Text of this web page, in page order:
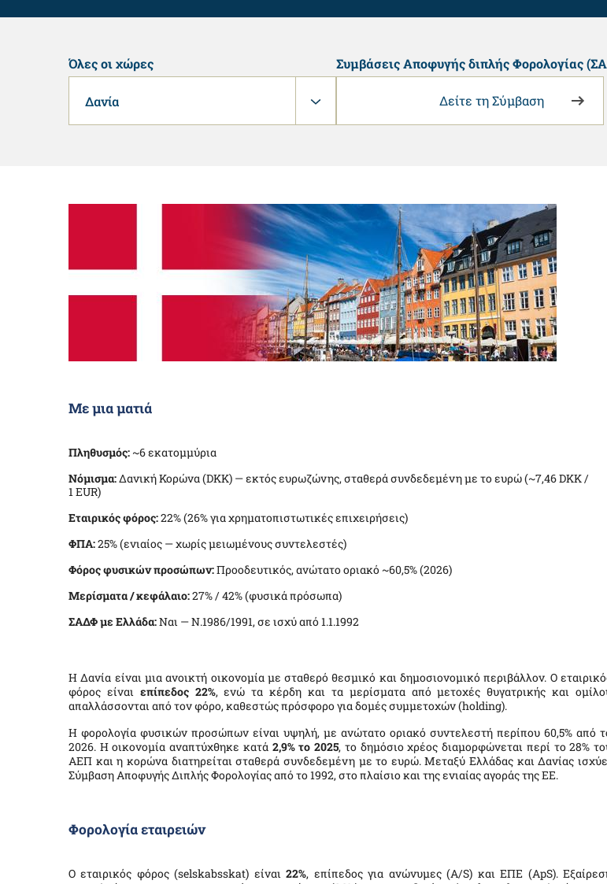
Όλες οι χώρες
Δανία
Συμβάσεις Αποφυγής διπλής Φορολογίας
Δείτε τη Σύμβαση
Με μια ματιά
Πληθυσμός: ~6 εκατομμύρια
Νόμισμα:Δανική Κορώνα (DKK) — εκτός ευρωζώνης, σταθερά συνδεδεμένη με το ευρώ (~7,46DKK/
1EUR)
Εταιρικός φόρος:22% (26% για χρηματοπιστωτικές επιχειρήσεις)
ΦΠΑ:25% (ενιαίος — χωρίς μειωμένους συντελεστές)
Φόρος φυσικών προσώπων:Προοδευτικός, ανώτατο οριακό ~60,5% (2026)
Μερίσματα / κεφάλαιο:27% / 42% (φυσικά πρόσωπα)
ΣΑΔΦ με Ελλάδα:Ναι — Ν.1986/1991, σε ισχύ από 1.1.1992
Η Δανία είναι μια ανοικτή οικονομία με σταθερό θεσμικό και δημοσιονομικό περιβάλλον. Ο
φόρος είναι επίπεδος 22%, ενώ τα κέρδη και τα μερίσματα από μετοχές θυγατρικής και
απαλλάσσονται από τον φόρο, καθεστώς πρόσφορο για δομές συμμετοχών (holding).
Η φορολογία φυσικών προσώπων είναι υψηλή, με ανώτατο οριακό συντελεστή περίπου 60,5% από
2026. Η οικονομία αναπτύχθηκε κατά 2,9% το 2025, το δημόσιο χρέος διαμορφώνεται περί το 28%
ΑΕΠ και η κορώνα διατηρείται σταθερά συνδεδεμένη με το ευρώ. Μεταξύ Ελλάδας και Δανίας
Σύμβαση Αποφυγής Διπλής Φορολογίας από το 1992, στο πλαίσιο και της ενιαίας αγοράς της ΕΕ.
Φορολογία εταιρειών
Ο εταιρικός φόρος (selskabsskat) είναι22%, επίπεδος για ανώνυμες (A/S) και ΕΠΕ (ApS).